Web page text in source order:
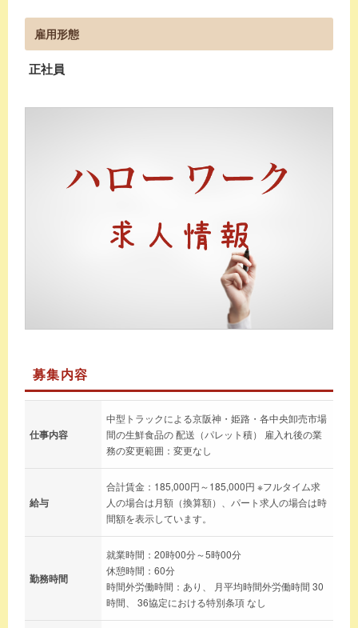
雇用形態
正社員
募集内容
仕事内容
中型トラックによる京阪神・姫路・各中央卸売市場
間の生鮮食品の 配送（パレット積） 雇入れ後の業
務の変更範囲：変更なし
給与
合計賃金：185,000円～185,000円 ※フルタイム求
人の場合は月額（換算額）、パート求人の場合は時
間額を表示しています。
勤務時間
就業時間：20時00分～5時00分
休憩時間：60分
時間外労働時間：あり、 月平均時間外労働時間 30
時間、 36協定における特別条項 なし